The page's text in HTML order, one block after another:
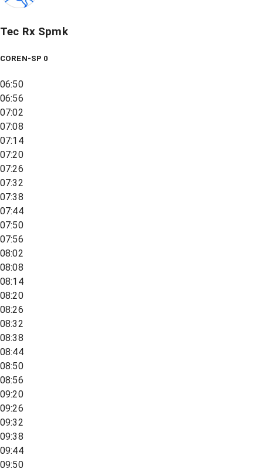
Tec Rx Spmk
COREN-SP 0
06:50
06:56
07:02
07:08
07:14
07:20
07:26
07:32
07:38
07:44
07:50
07:56
08:02
08:08
08:14
08:20
08:26
08:32
08:38
08:44
08:50
08:56
09:20
09:26
09:32
09:38
09:44
09:50